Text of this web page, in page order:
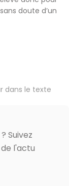
doute d’un
dans le texte
Suivez
l'actu